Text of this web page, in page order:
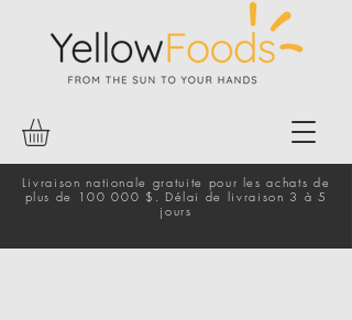
Livraison nationale gratuite pour les achats de
plus de 100 000 $. Délai de livraison 3 à 5
jours